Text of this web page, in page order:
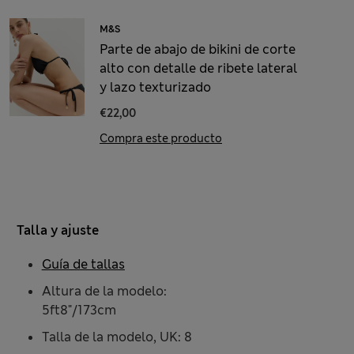
M&S
Parte de abajo de bikini de corte
alto con detalle de ribete lateral
y lazo texturizado
€22,00
Compra este producto
Talla y ajuste
Altura de la modelo:
5ft8"/173cm
Talla de la modelo, UK: 8
Guía de tallas